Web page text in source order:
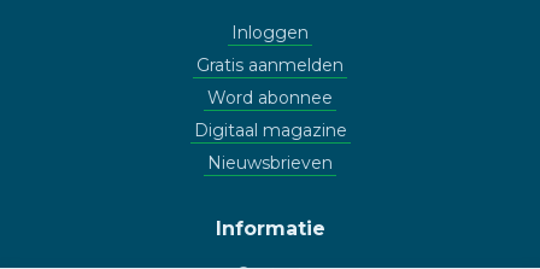
Inloggen
Gratis aanmelden
Word abonnee
Digitaal magazine
Nieuwsbrieven
Informatie